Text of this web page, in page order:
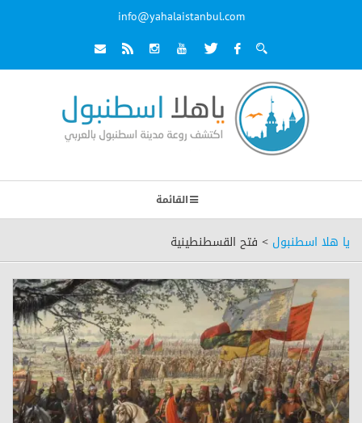
info@yahalaistanbul.com
القائمة
يا هلا اسطنبول > فتح القسطنطينية